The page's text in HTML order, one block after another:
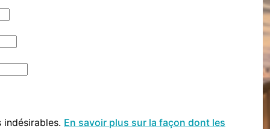
En savoir plus sur la façon dont les